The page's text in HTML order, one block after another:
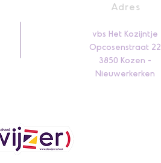
Adres
vbs Het Kozijntje
Opcosenstraat 22
3850 Kozen -
Nieuwerkerken